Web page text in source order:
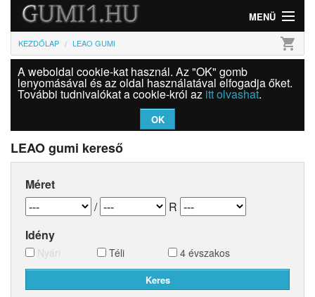
MENÜ
Gumi
Felni
Szolgáltatások
Bejelentkezés
KEZDŐLAP LEAO GUMI shopping_cart
A weboldal cookie-kat használ. Az "OK" gomb
lenyomásával és az oldal használatával elfogadja őket.
További tudnivalókat a cookie-król az itt olvashat.
OK
LEAO gumi kereső
Méret
/
R
Idény
Nyári Téli 4 évszakos